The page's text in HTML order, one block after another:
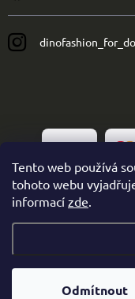
Tento web používá
tohoto webu
informací zde.
Odmítnout
Copyright 2026